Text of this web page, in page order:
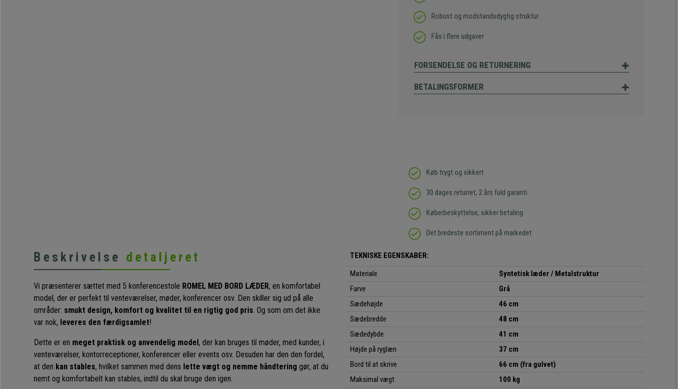
Robust og modstandsdygtig struktur
Fås i flere udgaver
FORSENDELSE OG RETURNERING
BETALINGSFORMER
Køb trygt og sikkert
30 dages returret, 2 års fuld garanti
Køberbeskyttelse, sikker betaling
Det bredeste sortiment på markedet
Beskrivelse detaljeret
Vi præsenterer sættet med 5 konferencestole ROMEL MED BORD LÆDER, en komfortabel
model, der er perfekt til venteværelser, møder, konferencer osv. Den skiller sig ud på alle
områder: smukt design, komfort og kvalitet til en rigtig god pris. Og som om det ikke
var nok, leveres den færdigsamlet!
Dette er en meget praktisk og anvendelig model, der kan bruges til møder, med kunder, i
venteværelser, kontorreceptioner, konferencer eller events osv. Desuden har den den fordel,
at den kan stables, hvilket sammen med dens lette vægt og nemme håndtering gør, at du
nemt og komfortabelt kan stables, indtil du skal bruge den igen.
TEKNISKE EGENSKABER:
Materiale
Syntetisk læder / Metalstruktur
Farve
Grå
Sædehøjde
46 cm
Sædebredde
48 cm
Sædedybde
41 cm
Højde på ryglæn
37 cm
Bord til at skrive
66 cm (fra gulvet)
Maksimal vægt
100 kg